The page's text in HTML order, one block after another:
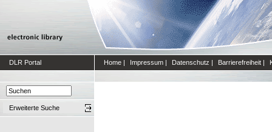
DLR Portal Home | Impressum | Datenschutz | Barrierefreiheit |
Erweiterte Suche